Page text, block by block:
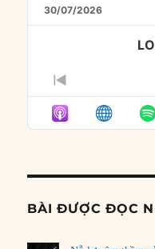
30/07/2026
PREVIOUS
EPISODE
BÀI ĐƯỢC ĐỌC